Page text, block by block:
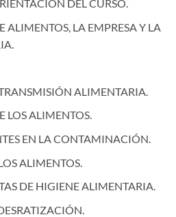
DEL CURSO.
ALIMENTOS, LA EMPRESA Y LA
ALIMENTARIA.
ALIMENTOS.
EN LA CONTAMINACIÓN.
ALIMENTOS.
DE HIGIENE ALIMENTARIA.